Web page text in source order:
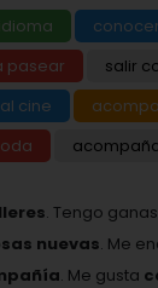
pasear
salir
cine
. Tengo
nuevas. Me
. Me gusta